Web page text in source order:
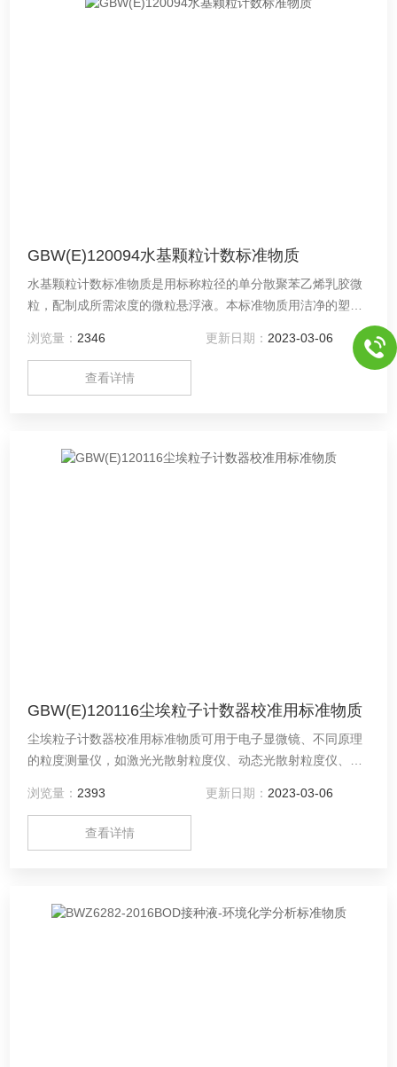
GBW(E)120094水基颗粒计数标准物质
水基颗粒计数标准物质是用标称粒径的单分散聚苯乙烯乳胶微
粒，配制成所需浓度的微粒悬浮液。本标准物质用洁净的塑料
瓶包装，每瓶装液量为150mL。由中原标准物质中心（河南德
通环保科技有限公司）提供！
浏览量： 2346 更新日期： 2023-03-06
查看详情
GBW(E)120116尘埃粒子计数器校准用标准物质
尘埃粒子计数器校准用标准物质可用于电子显微镜、不同原理
的粒度测量仪，如激光光散射粒度仪、动态光散射粒度仪、气
定/校准，以及空气过滤器过滤效率性能检测。-定制标样由中
原标准物质中心（河南德通环保科技有限公司）提供！请搜索
浏览量： 2393 更新日期： 2023-03-06
查看详情